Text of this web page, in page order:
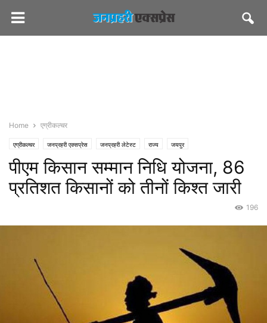
Home एग्रीकल्चर
एग्रीकल्चर जनप्रहरी एक्सप्रेस जनप्रहरी लेटेस्ट राज्य जयपुर
पीएम किसान सम्मान निधि योजना, 86
प्रतिशत किसानों को तीनों किश्त जारी
196